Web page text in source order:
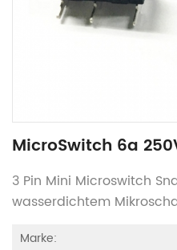
MicroSwitch 6a
3 Pin Mini Microswitch
wasserdichtem
Marke: